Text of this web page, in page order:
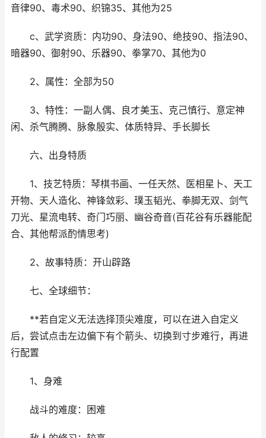
音律90、毒术90、织锦35、其他为25
c、武学资质：内功90、身法90、绝技90、指法90、
暗器90、御射90、乐器90、拳掌70、其他为0
2、属性：全部为50
3、特性：一副人偶、良才美玉、克己慎行、意定神
闲、杀气腾腾、脉象殷实、体质特异、手长脚长
六、出身特质
1、技艺特质：琴棋书画、一任天然、医相星卜、天工
开物、天人造化、神锋敛彩、璞玉韬光、拳脚无双、剑气
刀光、星流电转、奇门巧丽、幽谷奇音(百花谷有乐器能配
合、其他帮派酌情思考)
2、故事特质：开山辟路
七、全球细节：
**若自定义无法选择顶尖难度，可以在进入自定义
后，尝试点击左边偏下有个箭头、切换到寸步难行，再进
行配置
1、身难
战斗的难度：困难